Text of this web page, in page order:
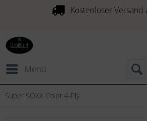
Kostenloser Versand
Menü
Super SOXX Color 4-Ply